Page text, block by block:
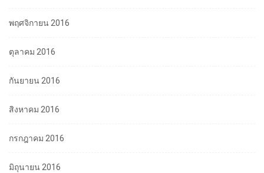
พฤศจิกายน 2016
ตุลาคม 2016
กันยายน 2016
สิงหาคม 2016
กรกฎาคม 2016
มิถุนายน 2016